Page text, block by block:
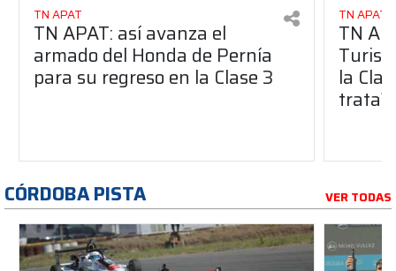
TN APAT
TN APAT: así avanza el
armado del Honda de Pernía
para su regreso en la Clase 3
TN APAT
TN
la
trata?
CÓRDOBA PISTA VER TODAS